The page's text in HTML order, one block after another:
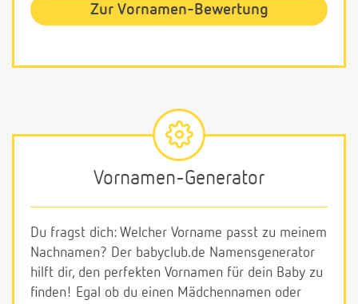
Zur Vornamen-Bewertung
Vornamen-Generator
Du fragst dich: Welcher Vorname passt zu meinem
Nachnamen? Der babyclub.de Namensgenerator
hilft dir, den perfekten Vornamen für dein Baby zu
finden! Egal ob du einen Mädchennamen oder